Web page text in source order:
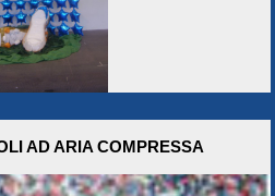
AD ARIA COMPRESSA